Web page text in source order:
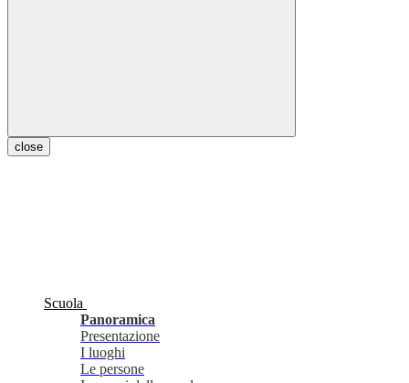
close
Scuola
Panoramica
Presentazione
I luoghi
Le persone